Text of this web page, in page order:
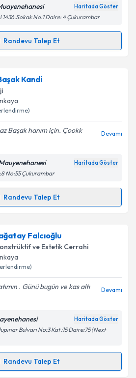
işlenmesine ilişkin
ve kişisel verilerimin belirtilen
Talebini Gönder
Haritada Göster
1436.Sokak No:1 Daire: 4 Çukurambar
Randevu Talep Et
Talebi
için randevu takvimi talebi
uzmandan randevu almanız için bir
e-posta ile bilgilendireceğiz.
işlenmesine ilişkin
Aydınlatma
ve kişisel verilerimin belirtilen
kabul ediyorum.
Kandi
Başak hanım için. Çookk
Devamı
Haritada Göster
No:55 Çukurambar
Randevu Talep Et
Talebi
Kandiiçin randevu takvimi talebi
uzmandan randevu almanız için bir
e-posta ile bilgilendireceğiz.
işlenmesine ilişkin
Aydınlatma
ve kişisel verilerimin belirtilen
Talebini Gönder
Falcıoğlu
ve Estetik Cerrahi
. Günü bugün ve kas altı
Devamı
Haritada Göster
Bulvarı No:3 Kat :15 Daire:75 (Next
Randevu Talep Et
Talebi